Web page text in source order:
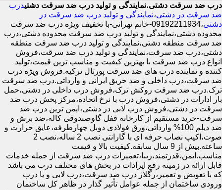
درب ضد سرقت دشتی،نمایندگی و تولید درب ضد سرقت دشتیدرب
ضد سرقت در دشتی،نمایندگی و تولید درب ضد سرقت در
دشتی
،09192211934-خانم تهرانی-با تخفیف ویژه درب ضد سرقت
محدوده دشتی،نمایندگی و تولید درب ضد سرقت محدوده دشتی،درب
ضد سرقت منطقه دشتی،نمایندگی و تولید درب ضد سرقت منطقه
دشتی،درب ضد سرقت،نمایندگی و تولید درب ضد سرقت،فروش
انواع درب ضد سرقت با بهترین کیفیت و مناسب ترین قیمت،تولید
کننده و نماینده درب های ضد سرقت پورتال ترکیه.فروش ویژه درب
ضد سرقت،درب داخلی و ضد حریق ایرانی و وارداتی.درب ضد سرقت
ترک.درب ضد سرقت روکش ترک،فروش درب داخلی در دشتی،حمل
بار ادارات در دشتی،فروش درب با نرخ اتحاده،مرکز پخش درب ضد
سرقت در دشتی،فروش درب لابی در دشتی،ایمن ترین درب ضد
سرقت-خرید مستقیم از کارخانه قفل گاوصندوقی کاله،ضد برش و
ضد دیلم 100% وارداتی،ورق فولادی دوبل چهارطرفه،عایق حرارت و
صوت،اکیپ نصاب حرفه ای با گارانتی نصب 2 ساله،نصب 2
ساعته.بیش از 9 سال سابقه.کیفیت بالا و قیمت
مناسب.ایمن،قدرتمند،زیبا،تعمیرات درب ضد سرقت از جمله خدمات
قابل ارائه در زمینه رفع ایرادات در بخش های مختلف درب می باشد
که با تعویض و تعمیر،رگلاژ درب ضد سرقت،درب لابی و یا درب
ورودی ساختمان از جمله عوامل تأثیر گذار در ظاهر کل ساختمان